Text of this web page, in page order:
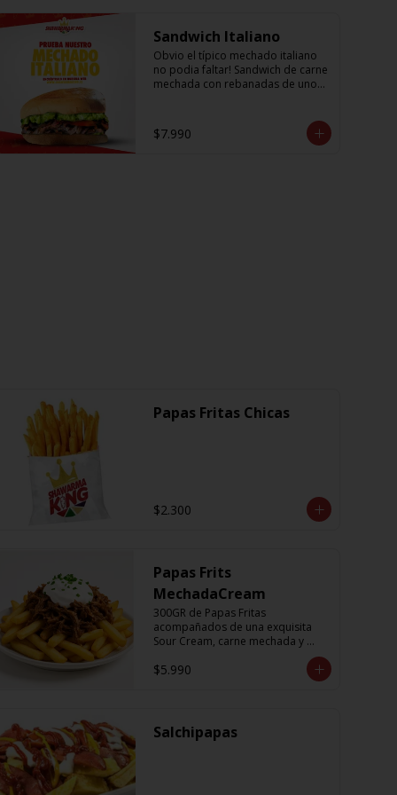
Sandwich Italiano
Obvio el típico mechado italiano
no podia faltar! Sandwich de carne
mechada con rebanadas de unos
cremosa que probaras y para
darle el toque una sutil salsa king
$7.990
Papas Fritas Chicas
$2.300
Papas Frits
MechadaCream
300GR de Papas Fritas
acompañados de una exquisita
Sour Cream, carne mechada y
$5.990
Salchipapas